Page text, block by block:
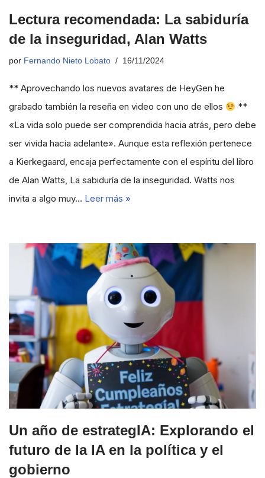
Lectura recomendada: La sabiduría
de la inseguridad, Alan Watts
por Fernando Nieto Lobato 16/11/2024
** Aprovechando los nuevos avatares de HeyGen he
grabado también la reseña en video con uno de ellos
**
«La vida solo puede ser comprendida hacia atrás, pero debe
ser vivida hacia adelante». Aunque esta reflexión pertenece
a Kierkegaard, encaja perfectamente con el espíritu del libro
de Alan Watts, La sabiduría de la inseguridad. Watts nos
invita a algo muy… Leer más »
Un año de estrategIA: Explorando el
futuro de la IA en la política y el
gobierno